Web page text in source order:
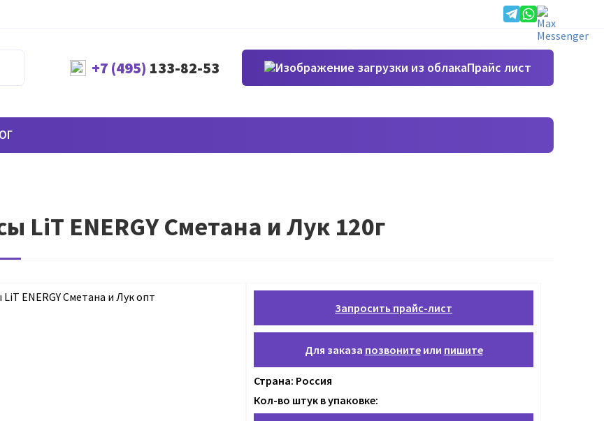
+7 (495) 133-82-53 Прайс лист
LiT ENERGY Сметана и Лук 120г
Запросить прайс-лист
Для заказа позвонитеили пишите
Страна: Россия
Кол-во штук в упаковке: